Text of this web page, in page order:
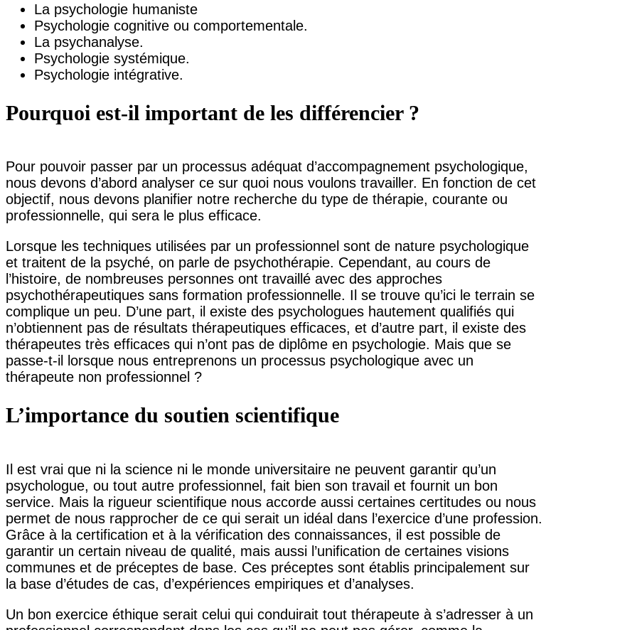
La psychologie humaniste
Psychologie cognitive ou comportementale.
La psychanalyse.
Psychologie systémique.
Psychologie intégrative.
Pourquoi est-il important de les différencier ?
Pour pouvoir passer par un processus adéquat d’accompagnement psychologique,
nous devons d’abord analyser ce sur quoi nous voulons travailler. En fonction de cet
objectif, nous devons planifier notre recherche du type de thérapie, courante ou
professionnelle, qui sera le plus efficace.
Lorsque les techniques utilisées par un professionnel sont de nature psychologique
et traitent de la psyché, on parle de psychothérapie. Cependant, au cours de
l’histoire, de nombreuses personnes ont travaillé avec des approches
psychothérapeutiques sans formation professionnelle. Il se trouve qu’ici le terrain se
complique un peu. D’une part, il existe des psychologues hautement qualifiés qui
n’obtiennent pas de résultats thérapeutiques efficaces, et d’autre part, il existe des
thérapeutes très efficaces qui n’ont pas de diplôme en psychologie. Mais que se
passe-t-il lorsque nous entreprenons un processus psychologique avec un
thérapeute non professionnel ?
L’importance du soutien scientifique
Il est vrai que ni la science ni le monde universitaire ne peuvent garantir qu’un
psychologue, ou tout autre professionnel, fait bien son travail et fournit un bon
service. Mais la rigueur scientifique nous accorde aussi certaines certitudes ou nous
permet de nous rapprocher de ce qui serait un idéal dans l’exercice d’une profession.
Grâce à la certification et à la vérification des connaissances, il est possible de
garantir un certain niveau de qualité, mais aussi l’unification de certaines visions
communes et de préceptes de base. Ces préceptes sont établis principalement sur
la base d’études de cas, d’expériences empiriques et d’analyses.
Un bon exercice éthique serait celui qui conduirait tout thérapeute à s’adresser à un